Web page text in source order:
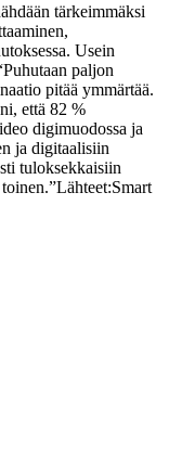
tärkeimmäksi
Usein
paljon
pitää ymmärtää.
että 82 %
digimuodossa ja
ja digitaalisiin
tuloksekkaisiin
Lähteet:Smart